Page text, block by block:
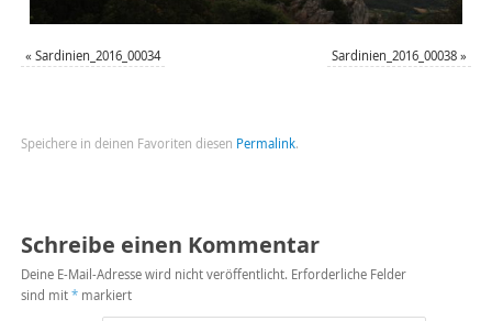
« Sardinien_2016_00034 Sardinien_2016_00038 »
Speichere in deinen Favoriten diesen Permalink.
Schreibe einen Kommentar
Deine E-Mail-Adresse wird nicht veröffentlicht. Erforderliche Felder
sind mit *markiert